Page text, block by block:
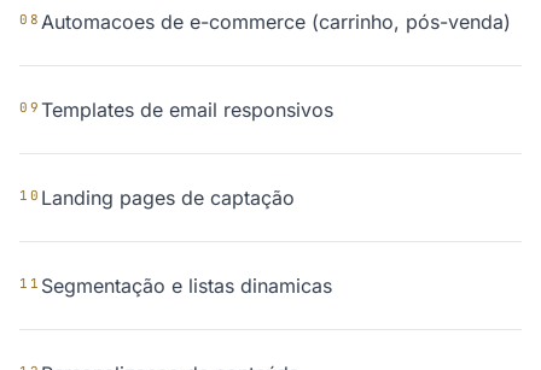
08 Automacoes de e-commerce (carrinho, pós-venda)
09 Templates de email responsivos
10 Landing pages de captação
11 Segmentação e listas dinamicas